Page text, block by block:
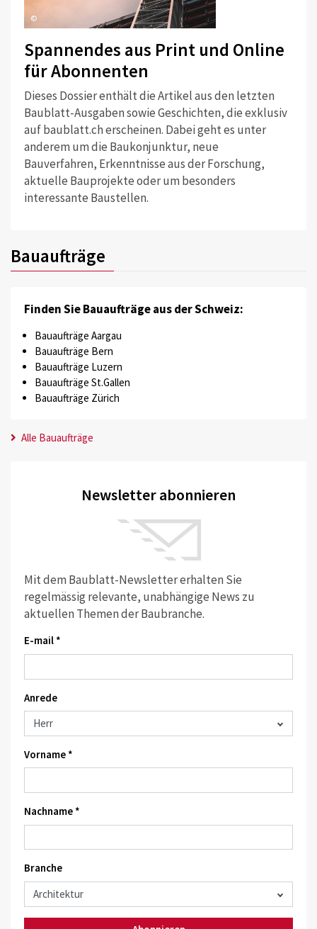
©
Spannendes aus Print und Online
für Abonnenten
Dieses Dossier enthält die Artikel aus den letzten
Baublatt-Ausgaben sowie Geschichten, die exklusiv
auf baublatt.ch erscheinen. Dabei geht es unter
anderem um die Baukonjunktur, neue
Bauverfahren, Erkenntnisse aus der Forschung,
aktuelle Bauprojekte oder um besonders
interessante Baustellen.
Bauaufträge
Finden Sie Bauaufträge aus der Schweiz:
Bauaufträge Aargau
Bauaufträge Bern
Bauaufträge Luzern
Bauaufträge St.Gallen
Bauaufträge Zürich
Alle Bauaufträge
Newsletter abonnieren
Mit dem Baublatt-Newsletter erhalten Sie
regelmässig relevante, unabhängige News zu
aktuellen Themen der Baubranche.
E-mail *
Anrede
Vorname *
Nachname *
Branche